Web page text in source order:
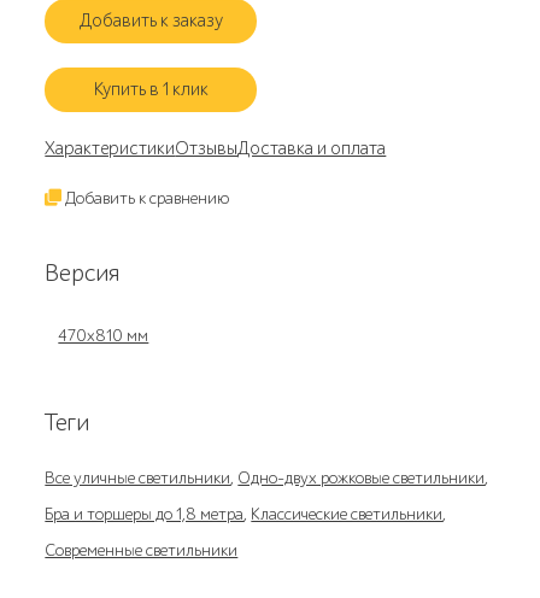
Добавить к заказу
Купить в 1 клик
ХарактеристикиОтзывыДоставка и оплата
Добавить к сравнению
Версия
470x810 мм
Теги
Все уличные светильники, Одно-двух рожковые светильники,
Бра и торшеры до 1,8 метра, Классические светильники,
Современные светильники